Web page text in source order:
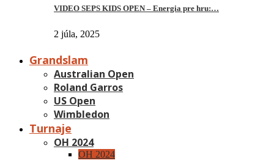
VIDEO SEPS KIDS OPEN – Energia pre hru:…
2 júla, 2025
Grandslam
Australian Open
Roland Garros
US Open
Wimbledon
Turnaje
OH 2024
OH 2024